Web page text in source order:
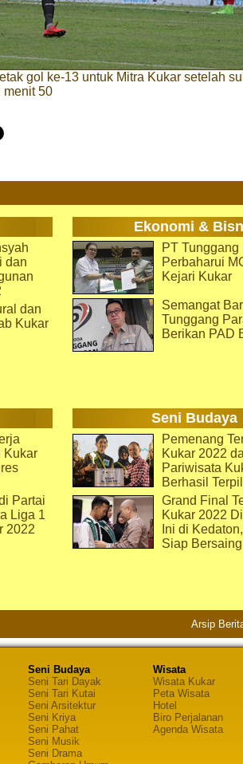
gol ke-13 untuk Mitra Kukar setelah
menit 50
Ekonomi &
dan
dan
Kukar
PT Tunggang
Perbaharui
Kejari Kukar
Semangat
Tunggang
Berikan PAD
Seni Budaya
Kukar
Partai
Liga 1
2022
Pemenang
Kukar 2022
Pariwisata
Berhasil
Grand Final
Kukar 2022
Ini di
Siap Bersaing
Arsip
Seni Budaya
Seni Tari Dayak
Seni Tari Kutai
Seni Arsitektur
Seni Kriya
Seni Pahat
Seni Musik
Seni Drama
Wisata
Wisata Kukar
Peta Wisata
Hotel
Biro Perjalanan
Agenda Wisata